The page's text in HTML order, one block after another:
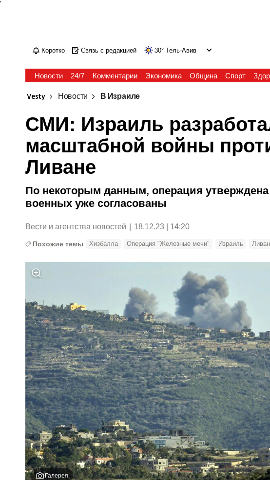
'
Коротко Связь с редакцией 30° Тель-Авив
Новости 24/7 Комментарии Экономика Община Спорт
Vesty Новости В Израиле
СМИ: Израиль
масштабной войны
Ливане
По некоторым данным, операция утверждена
военных уже согласованы
Вести и агентства новостей 18.12.23 | 14:20
Похожие темы Хизбалла Операция "Железные мечи" Израиль Ливан
Галерея